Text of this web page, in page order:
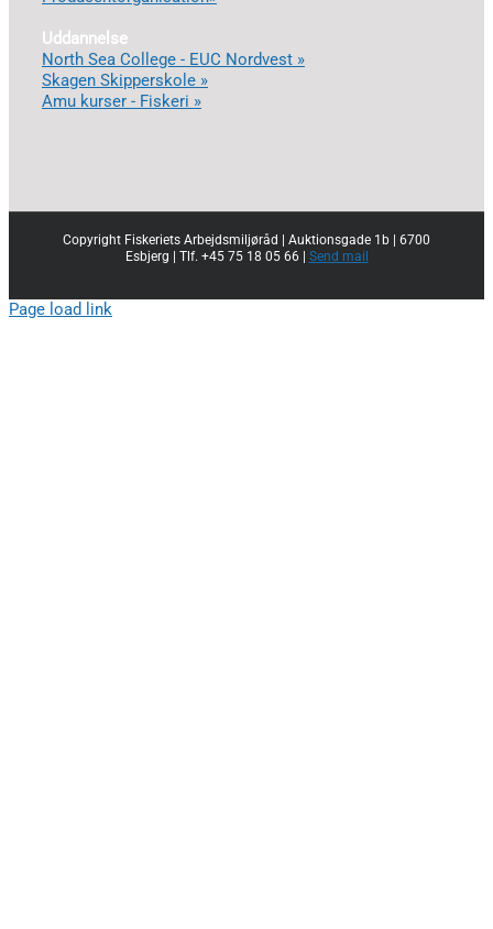
Uddannelse
North Sea College - EUC Nordvest »
Skagen Skipperskole »
Amu kurser - Fiskeri »
Copyright Fiskeriets Arbejdsmiljøråd | Auktionsgade 1b | 6700
Esbjerg | Tlf. +45 75 18 05 66 | Send mail
Page load link